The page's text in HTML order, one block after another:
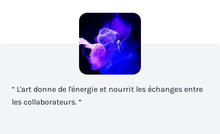
“ L'art donne de l'énergie et nourrit les échanges entre
les collaborateurs. “